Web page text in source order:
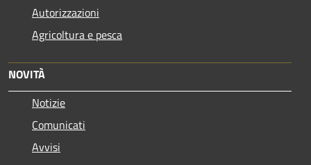
Autorizzazioni
Agricoltura e pesca
NOVITÀ
Notizie
Comunicati
Avvisi